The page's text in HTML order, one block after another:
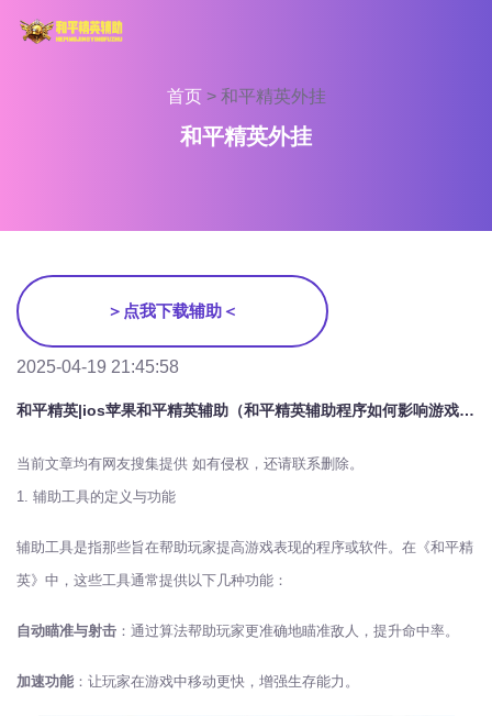
首页 > 和平精英外挂
和平精英外挂
＞点我下载辅助＜
2025-04-19 21:45:58
和平精英|ios苹果和平精英辅助（和平精英辅助程序如何影响游戏的公平性？）
当前文章均有网友搜集提供 如有侵权，还请联系删除。
1. 辅助工具的定义与功能
辅助工具是指那些旨在帮助玩家提高游戏表现的程序或软件。在《和平精
英》中，这些工具通常提供以下几种功能：
自动瞄准与射击 ：通过算法帮助玩家更准确地瞄准敌人，提升命中率。
加速功能 ：让玩家在游戏中移动更快，增强生存能力。